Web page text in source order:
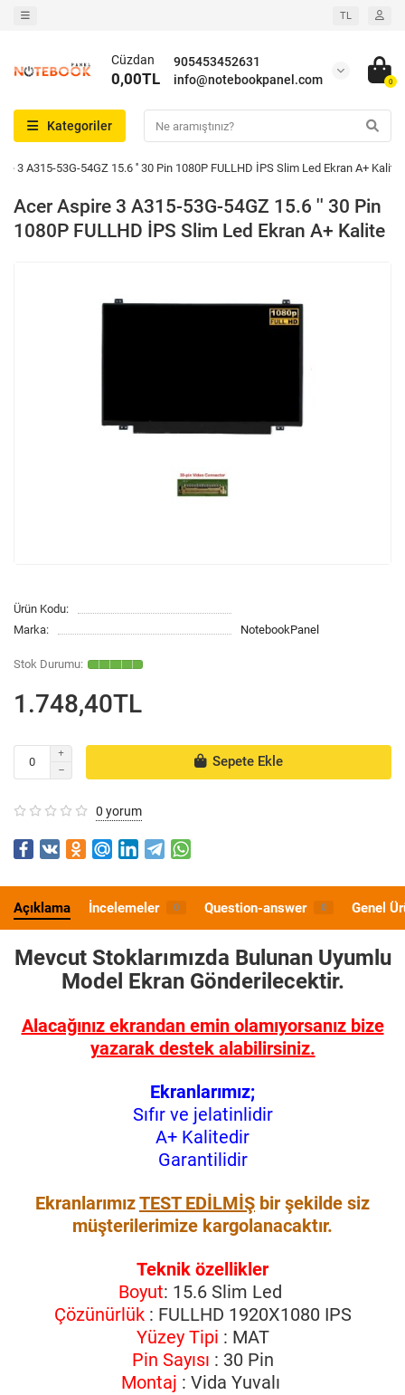
TL
905453452631
info@notebookpanel.com
Cüzdan
0,00TL 0
Kategoriler
3 A315-53G-54GZ 15.6 '' 30 Pin 1080P FULLHD İPS Slim Led Ekran A+ Kalite
Acer Aspire 3 A315-53G-54GZ 15.6 '' 30 Pin
1080P FULLHD İPS Slim Led Ekran A+ Kalite
Ürün Kodu:
Marka:
NotebookPanel
1.748,40TL
Sepete Ekle
0 yorum
Açıklama İncelemeler 0 Question-answer 0 Genel
Mevcut Stoklarımızda Bulunan Uyumlu
Model Ekran Gönderilecektir.
Alacağınız ekrandan emin olamıyorsanız bize
yazarak destek alabilirsiniz.
Ekranlarımız;
Sıfır ve jelatinlidir
A+ Kalitedir
Garantilidir
EkranlarımızTEST EDİLMİŞ bir şekilde siz
müşterilerimize kargolanacaktır.
Teknik özellikler
Boyut: 15.6 Slim Led
Çözünürlük: FULLHD 1920X1080 IPS
Yüzey Tipi : MAT
Pin Sayısı : 30 Pin
Montaj : Vida Yuvalı